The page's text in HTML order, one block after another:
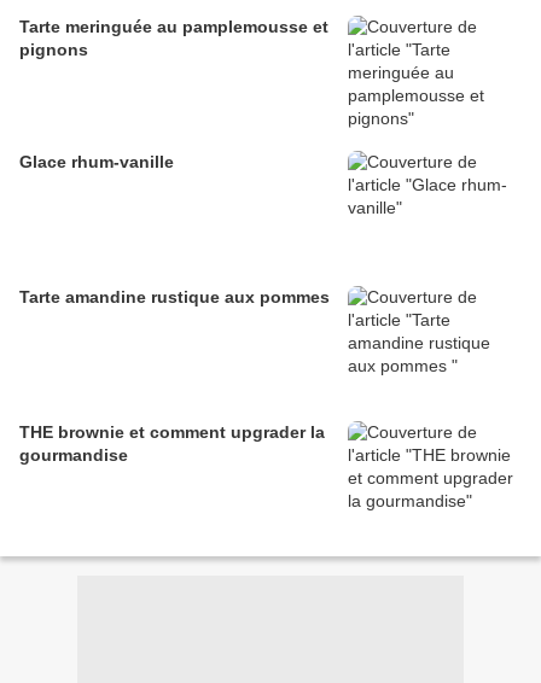
Tarte meringuée au pamplemousse et
pignons
Glace rhum-vanille
Tarte amandine rustique aux pommes
THE brownie et comment upgrader la
gourmandise